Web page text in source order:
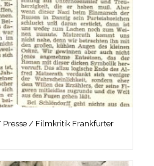
Presse / Filmkritik Frankfurter